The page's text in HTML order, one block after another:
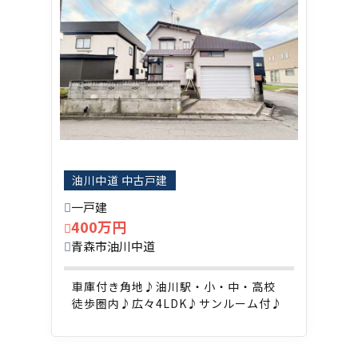
油川中道 中古戸建
一戸建
400万円
青森市油川中道
車庫付き角地♪油川駅・小・中・高校
徒歩圏内♪広々4LDK♪サンルーム付♪